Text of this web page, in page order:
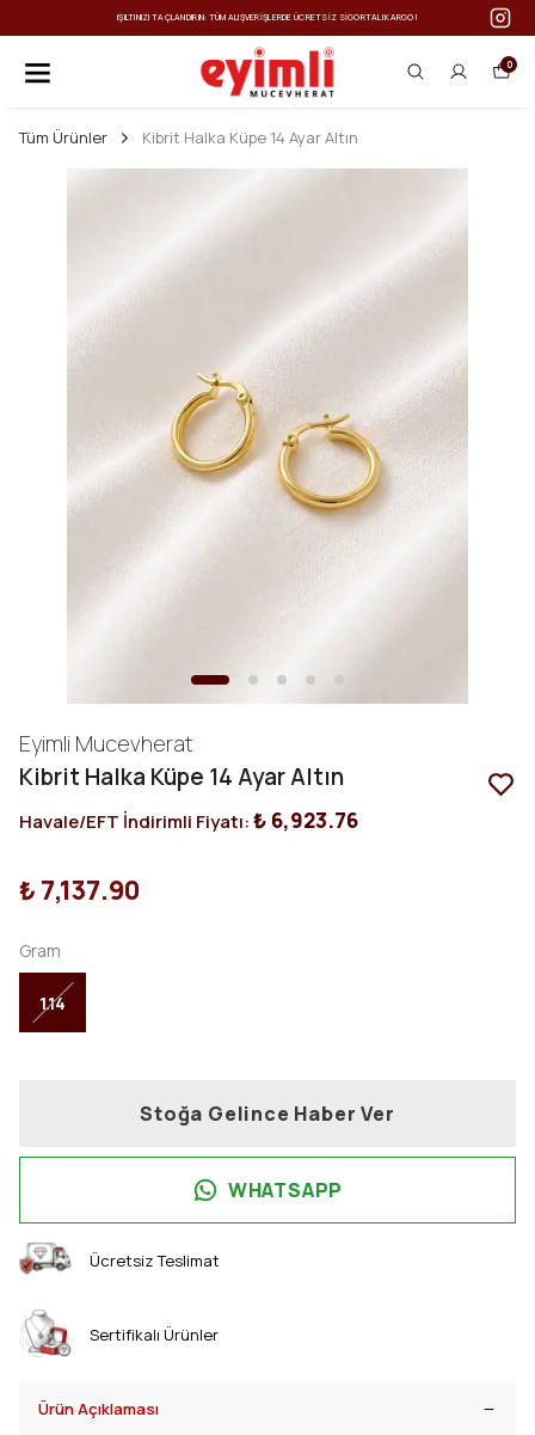
IŞILTINIZI TAÇLANDIRIN: TÜM ALIŞVERIŞLERDE ÜCRETSIZ SIGORTALI KARGO!
0
Tüm Ürünler Kibrit Halka Küpe 14 Ayar Altın
Eyimli Mucevherat
Kibrit Halka Küpe 14 Ayar Altın
Havale/EFT İndirimli Fiyatı:₺ 6,923.76
₺ 7,137.90
Gram
1.14
Stoğa Gelince Haber Ver
WHATSAPP
Ücretsiz Teslimat
Sertifikalı Ürünler
Ürün Açıklaması